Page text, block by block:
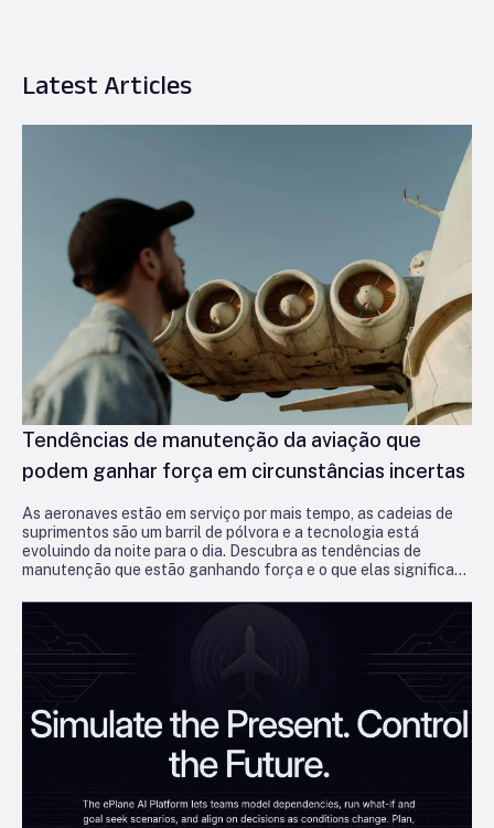
Latest Articles
Tendências de manutenção da aviação que
podem ganhar força em circunstâncias incertas
As aeronaves estão em serviço por mais tempo, as cadeias de
suprimentos são um barril de pólvora e a tecnologia está
evoluindo da noite para o dia. Descubra as tendências de
manutenção que estão ganhando força e o que elas significam